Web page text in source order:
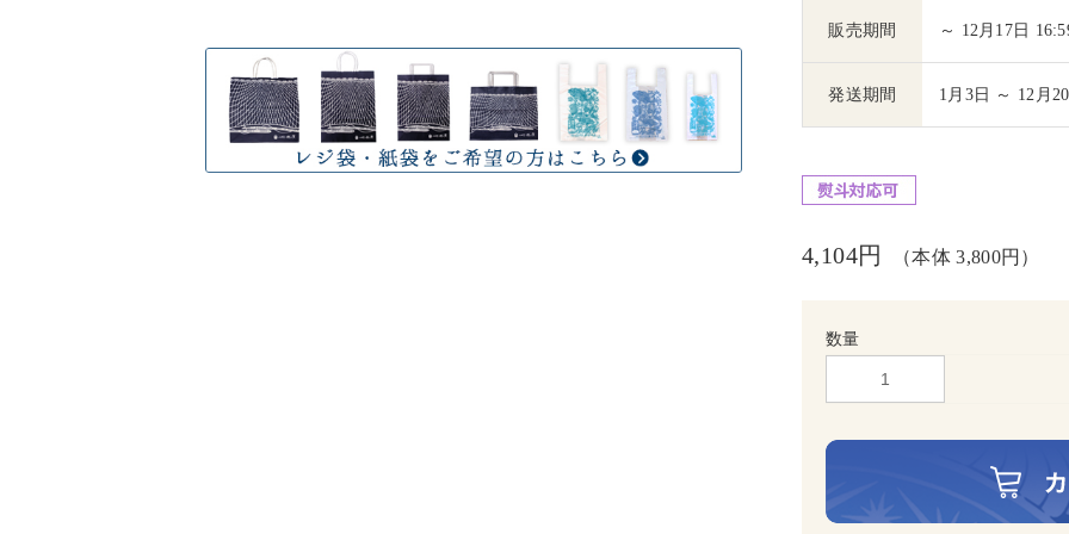
販売期間 ～ 12月17日
発送期間 1月3日 ～ 12月
4,104円 （本体 3,800円）
数量